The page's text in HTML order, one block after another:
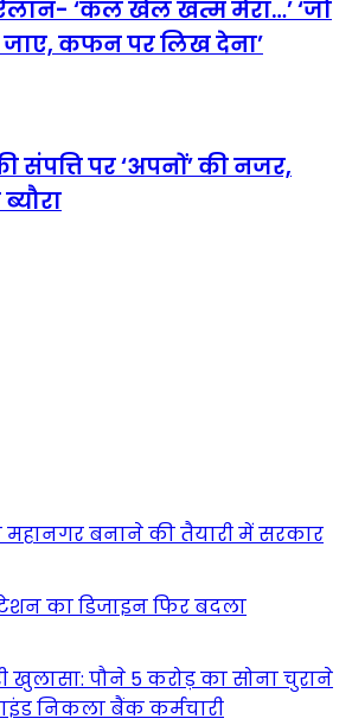
‘कल खेल खत्म मेरा…’ ‘जो
जाए, कफन पर लिख देना’
संपत्ति पर ‘अपनों’ की नजर,
महानगर बनाने की तैयारी में सरकार
का डिजाइन फिर बदला
खुलासा: पौने 5 करोड़ का सोना चुराने
निकला बैंक कर्मचारी